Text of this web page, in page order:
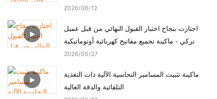
2026 06 12
اجتازت بنجاح اختبار القبول النهائي من قبل عميل
تركي - ماكينة تجميع مفاتيح كهربائية أوتوماتيكية
2026 05 27
ماكينة تثبيت المسامير النحاسية الآلية ذات التغذية
التلقائية والدقة العالية